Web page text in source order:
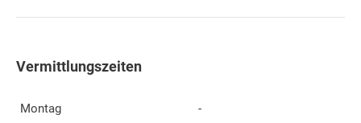
Vermittlungszeiten
Montag
-